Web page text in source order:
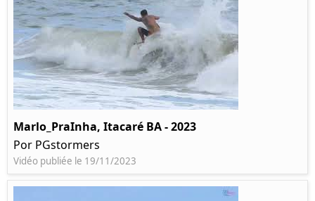
Marlo_PraInha, Itacaré BA - 2023
Por PGstormers
Vidéo publiée le 19/11/2023